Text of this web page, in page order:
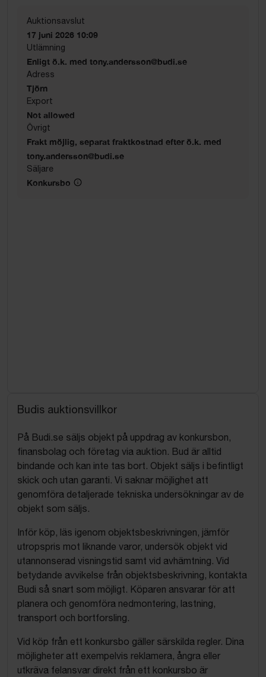
Auktionsavslut
17 juni 2026 10:09
Utlämning
Enligt ö.k. med tony.andersson@budi.se
Adress
Tjörn
Export
Not allowed
Övrigt
Frakt möjlig, separat fraktkostnad efter ö.k. med
tony.andersson@budi.se
Säljare
Konkursbo
Budis auktionsvillkor
På Budi.se säljs objekt på uppdrag av konkursbon,
finansbolag och företag via auktion. Bud är alltid
bindande och kan inte tas bort. Objekt säljs i befintligt
skick och utan garanti. Vi saknar möjlighet att
genomföra detaljerade tekniska undersökningar av de
objekt som säljs.
Inför köp, läs igenom objektsbeskrivningen, jämför
utropspris mot liknande varor, undersök objekt vid
utannonserad visningstid samt vid avhämtning. Vid
betydande avvikelse från objektsbeskrivning, kontakta
Budi så snart som möjligt. Köparen ansvarar för att
planera och genomföra nedmontering, lastning,
transport och bortforsling.
Vid köp från ett konkursbo gäller särskilda regler. Dina
möjligheter att exempelvis reklamera, ångra eller
utkräva felansvar direkt från ett konkursbo är